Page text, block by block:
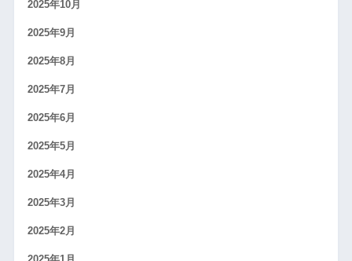
2025年10月
2025年9月
2025年8月
2025年7月
2025年6月
2025年5月
2025年4月
2025年3月
2025年2月